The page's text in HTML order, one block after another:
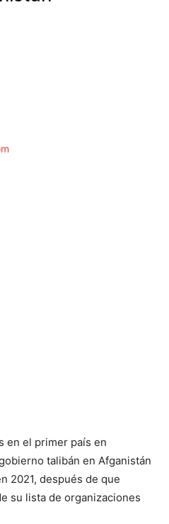
en el primer país en
talibán en Afganistán
2021, después de que
su lista de organizaciones